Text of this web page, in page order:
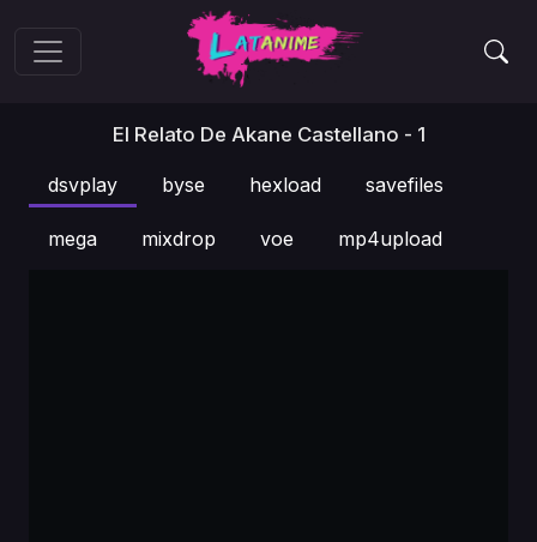
El Relato De Akane Castellano - 1
dsvplay byse hexload savefiles
mega mixdrop voe mp4upload